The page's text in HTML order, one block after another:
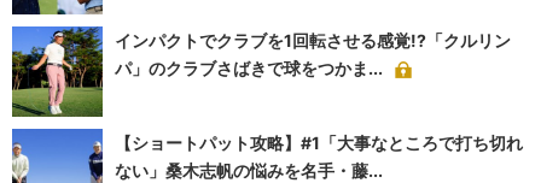
インパクトでクラブを1回転させる感覚!?「クルリン
パ」のクラブさばきで球をつかま...
【ショートパット攻略】#1「大事なところで打ち切れ
ない」桑木志帆の悩みを名手・藤...